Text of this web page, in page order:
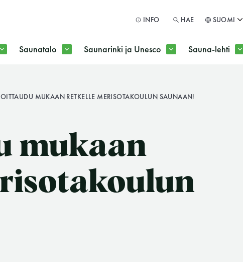
INFO HAE SUOMI
Saunatalo Saunarinki ja Unesco Sauna-lehti
MUKAAN RETKELLE MERISOTAKOULUN SAUNAAN!
mukaan